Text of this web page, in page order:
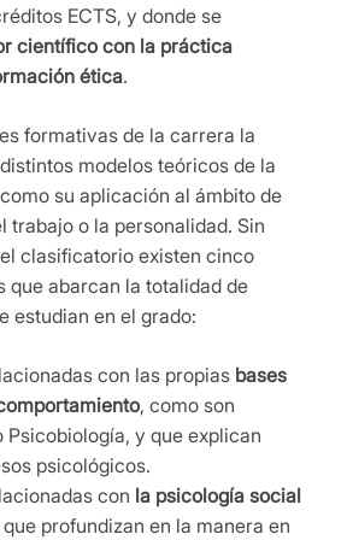
ECTS, y donde se
científico con la práctica
ética.
formativas de la carrera la
modelos teóricos de la
su aplicación al ámbito de
trabajo o la personalidad. Sin
clasificatorio existen cinco
que abarcan la totalidad de
estudian en el grado:
con las propias bases
, como son
Psicobiología, y que explican
psicológicos.
con la psicología social
que profundizan en la manera en